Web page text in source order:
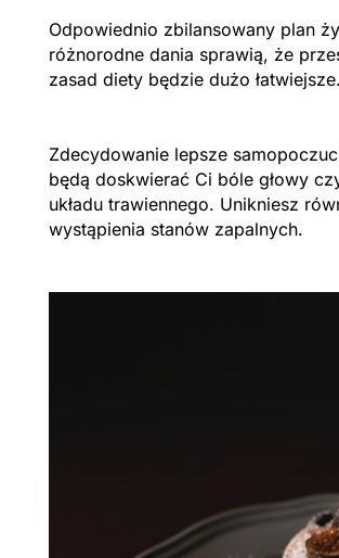
Odpowiednio zbilansowany plan
różnorodne dania sprawią, że
zasad diety będzie dużo łatwiejsze.
Zdecydowanie lepsze
będą doskwierać Ci bóle głowy
układu trawiennego. Unikniesz
wystąpienia stanów zapalnych.